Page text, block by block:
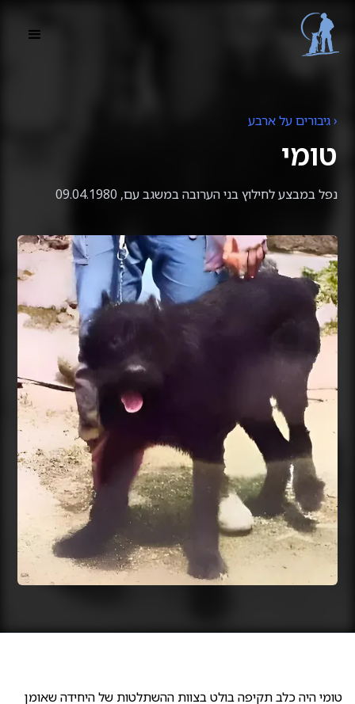
‹ גיבורים על ארבע
טומי
נפל במבצע לחילוץ בני הערובה במשגב עם, 09.04.1980
טומי היה כלב תקיפה בולט בצוות ההשתלטות של היחידה שאומן